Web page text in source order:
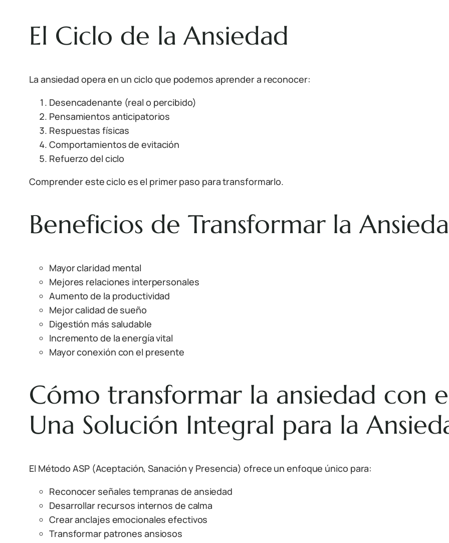
El Ciclo de la Ansiedad
La ansiedad opera en un ciclo que podemos aprender a reconocer:
Desencadenante (real o percibido)
Pensamientos anticipatorios
Respuestas físicas
Comportamientos de evitación
Refuerzo del ciclo
Comprender este ciclo es el primer paso para transformarlo.
Beneficios de Transformar la
Mayor claridad mental
Mejores relaciones interpersonales
Aumento de la productividad
Mejor calidad de sueño
Digestión más saludable
Incremento de la energía vital
Mayor conexión con el presente
Cómo transformar la ansiedad con
Una Solución Integral para la
El Método ASP (Aceptación, Sanación y Presencia) ofrece un enfoque único para:
Reconocer señales tempranas de ansiedad
Desarrollar recursos internos de calma
Crear anclajes emocionales efectivos
Transformar patrones ansiosos